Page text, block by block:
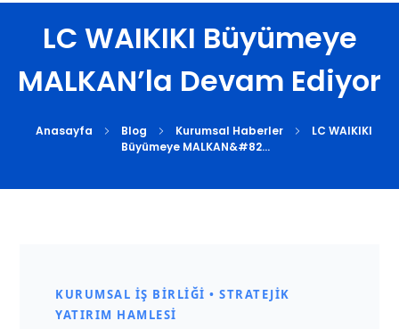
Anasayfa Blog Kurumsal Haberler
LC WAIKIKI
Büyümeye MALKAN&#82...
LC WAIKIKI Büyümeye
MALKAN’la Devam Ediyor
KURUMSAL İŞ BIRLIĞI • STRATEJIK
YATIRIM HAMLESI